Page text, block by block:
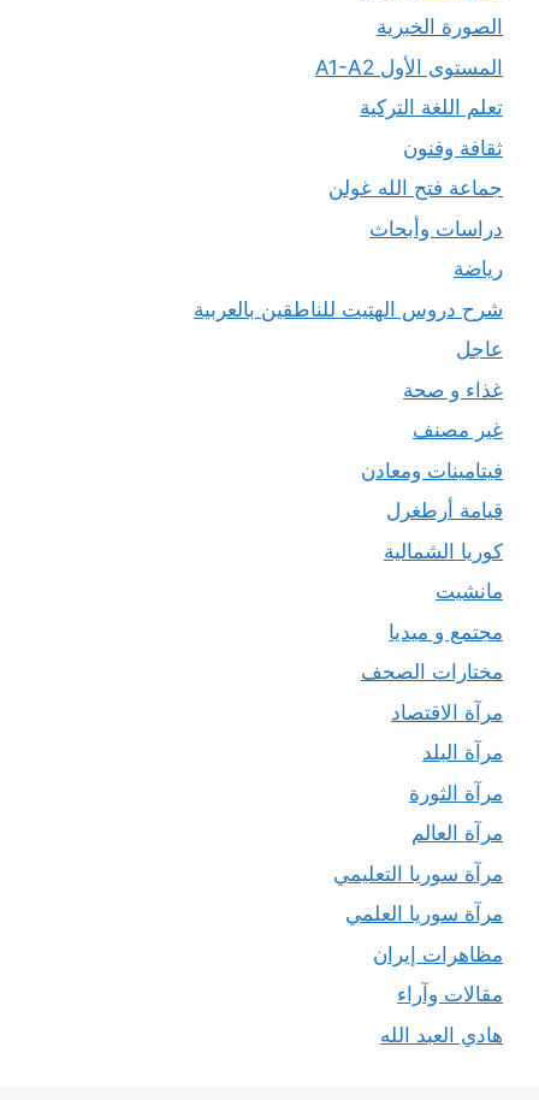
الصورة الخبرية
المستوى الأول A1-A2
تعلم اللغة التركية
ثقافة وفنون
جماعة فتح الله غولن
دراسات وأبحاث
رياضة
شرح دروس الهتيت للناطقين بالعربية
عاجل
غذاء و صحة
غير مصنف
فيتامينات ومعادن
قيامة أرطغرل
كوريا الشمالية
مانشيت
مجتمع و ميديا
مختارات الصحف
مرآة الاقتصاد
مرآة البلد
مرآة الثورة
مرآة العالم
مرآة سوريا التعليمي
مرآة سوريا العلمي
مظاهرات إيران
مقالات وآراء
هادي العبد الله